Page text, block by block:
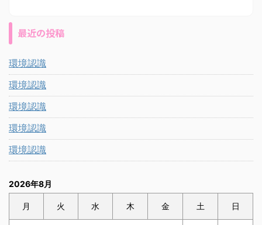
最近の投稿
環境認識
環境認識
環境認識
環境認識
環境認識
2026年8月
月 火 水 木 金 土 日